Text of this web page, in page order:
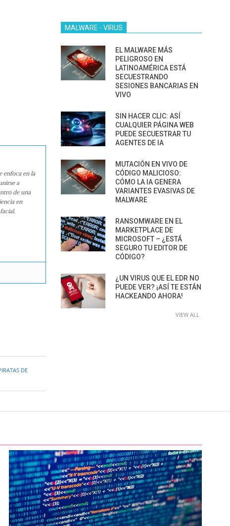
enfoca en la
a
de una
en
DE
MALWARE - VIRUS
EL MALWARE MÁS
PELIGROSO EN
LATINOAMÉRICA ESTÁ
SECUESTRANDO
SESIONES BANCARIAS EN
VIVO
SIN HACER CLIC: ASÍ
CUALQUIER PÁGINA WEB
PUEDE SECUESTRAR TU
AGENTES DE IA
MUTACIÓN EN VIVO DE
CÓDIGO MALICIOSO:
CÓMO LA IA GENERA
VARIANTES EVASIVAS DE
MALWARE
RANSOMWARE EN EL
MARKETPLACE DE
MICROSOFT – ¿ESTÁ
SEGURO TU EDITOR DE
CÓDIGO?
¿UN VIRUS QUE EL EDR NO
PUEDE VER? ¡ASÍ TE ESTÁN
HACKEANDO AHORA!
VIEW ALL